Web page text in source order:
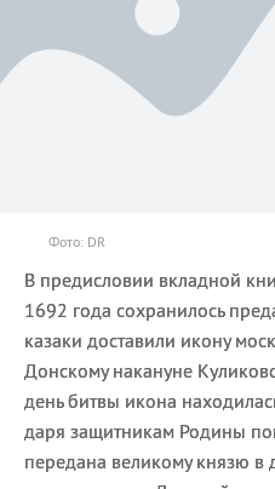
Фото: DR
В предисловии вкладной
1692 года сохранилось
казаки доставили икону
Донскому накануне
день битвы икона
даря защитникам Родины
передана великому князю в